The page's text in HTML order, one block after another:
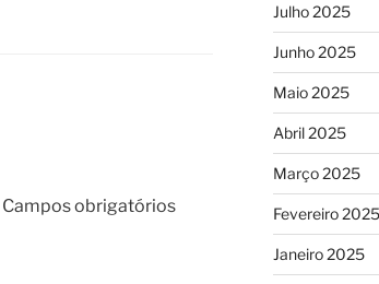
Campos obrigatórios
Julho 2025
Junho 2025
Maio 2025
Abril 2025
Março 2025
Fevereiro 2025
Janeiro 2025